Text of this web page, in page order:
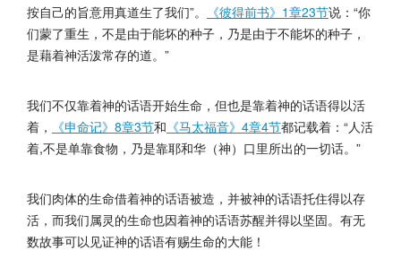
按自己的旨意用真道生了我们”。
《彼得前书》1章23节说：“你
们蒙了重生，不是由于能坏的种子，乃是由于不能坏的种子，
是藉着神活泼常存的道。”
我们不仅靠着神的话语开始生命，但也是靠着神的话语得以活
着，
《申命记》8章3节和 《马太福音》4章4节都记载着：“人活
着,不是单靠食物，乃是靠耶和华（神）口里所出的一切话。”
我们肉体的生命借着神的话语被造，并被神的话语托住得以存
活，而我们属灵的生命也因着神的话语苏醒并得以坚固。有无
数故事可以见证神的话语有赐生命的大能！